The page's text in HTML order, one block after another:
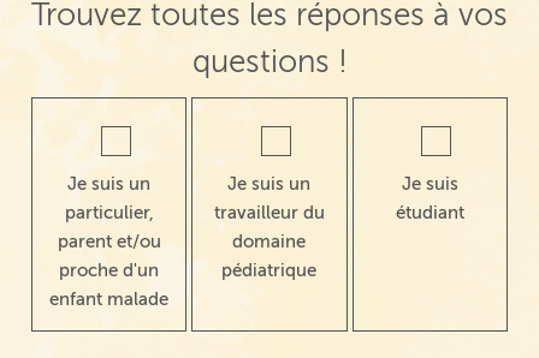
Trouvez toutes les réponses à vos
questions !
Je suis un
particulier,
parent et/ou
proche d'un
enfant malade
Je suis un
travailleur du
domaine
pédiatrique
Je suis
étudiant